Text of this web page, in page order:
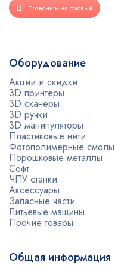
Позвонить на сотовый
Оборудование
Акции и скидки
3D принтеры
3D сканеры
3D ручки
3D манипуляторы
Пластиковые нити
Фотополимерные смолы
Порошковые металлы
Софт
ЧПУ станки
Аксессуары
Запасные части
Литьевые машины
Прочие товары
Общая информация